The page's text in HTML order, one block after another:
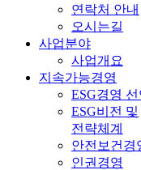
연락처 안내
오시는길
사업분야
사업개요
지속가능경영
ESG경영
ESG비전 및
전략체계
안전보건경
인권경영